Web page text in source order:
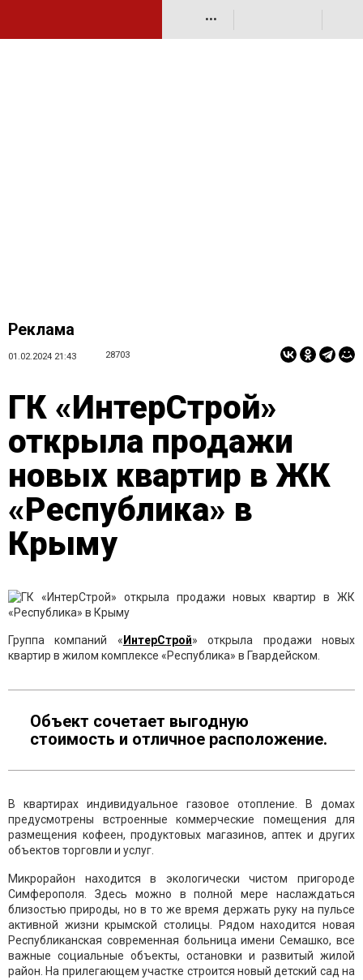
•••
Реклама
01.02.2024 21:43 28703
ГК «ИнтерСтрой»
открыла продажи
новых квартир в ЖК
«Республика» в
Крыму
Группа компаний « ИнтерСтрой» открыла продажи новых
квартир в жилом комплексе «Республика» в Гвардейском.
Объект сочетает выгодную
стоимость и отличное расположение.
В квартирах индивидуальное газовое отопление. В домах
предусмотрены встроенные коммерческие помещения для
размещения кофеен, продуктовых магазинов, аптек и других
объектов торговли и услуг.
Микрорайон находится в экологически чистом пригороде
Симферополя. Здесь можно в полной мере наслаждаться
близостью природы, но в то же время держать руку на пульсе
активной жизни крымской столицы. Рядом находится новая
Республиканская современная больница имени Семашко, все
важные социальные объекты, остановки и развитый жилой
район. На прилегающем участке строится новый детский сад на